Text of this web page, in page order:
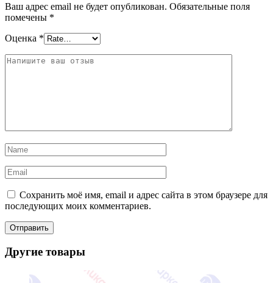
Ваш адрес email не будет опубликован. Обязательные поля
помечены *
Оценка *
Сохранить моё имя, email и адрес сайта в этом браузере для
последующих моих комментариев.
Другие товары